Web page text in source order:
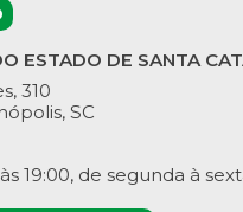
ESTADO DE SANTA
310
SC
19:00, de segunda à